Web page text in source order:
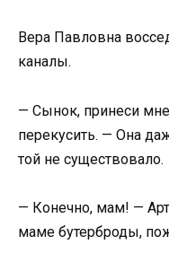
Вера Павловна
каналы.
— Сынок, принеси
перекусить. — Она
той не существовало.
— Конечно, мам! —
маме бутерброды,